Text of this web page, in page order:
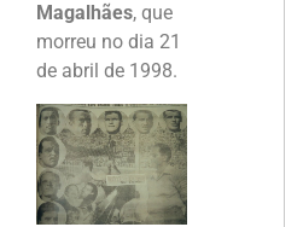
Magalhães, que
morreu no dia 21
de abril de 1998.